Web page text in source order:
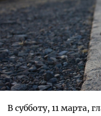
В субботу, 11 марта,